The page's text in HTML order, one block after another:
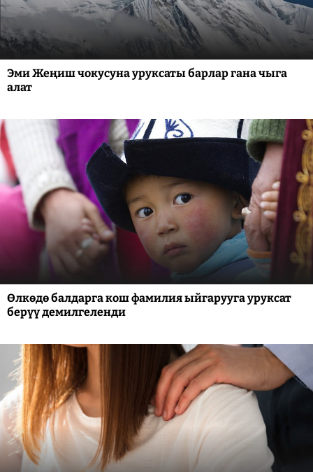
Эми Жеңиш чокусуна уруксаты барлар гана чыга
алат
Өлкөдө балдарга кош фамилия ыйгарууга уруксат
берүү демилгеленди